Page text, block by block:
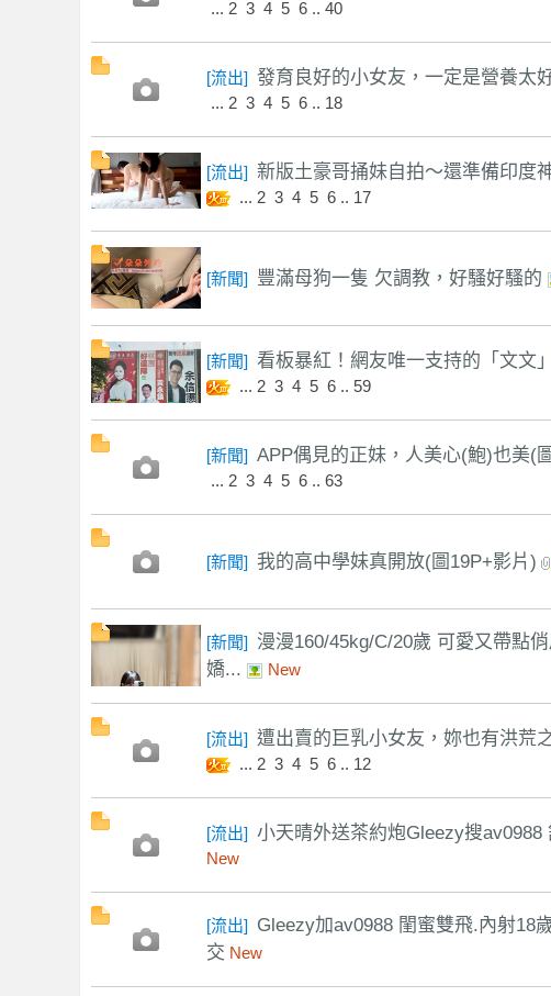
魚
訊
... 2 3 4 5 6 .. 40
[流出] 發育良好的小女友，一定是營養太
... 2 3 4 5 6 .. 18
[流出] 新版土豪哥捅妹自拍～還準備印度
... 2 3 4 5 6 .. 17
[新聞] 豐滿母狗一隻 欠調教，好騷好騷的
[新聞] 看板暴紅！網友唯一支持的「文文
... 2 3 4 5 6 .. 59
[新聞] APP偶見的正妹，人美心(鮑)也美(
... 2 3 4 5 6 .. 63
[新聞] 我的高中學妹真開放(圖19P+影片)
[新聞] 漫漫160/45kg/C/20歲 可愛又帶點
嬌...
New
[流出] 遭出賣的巨乳小女友，妳也有洪荒
... 2 3 4 5 6 .. 12
[流出] 小天晴外送茶約炮Gleezy搜av0988
New
[流出] Gleezy加av0988 閨蜜雙飛.內射18
交 New